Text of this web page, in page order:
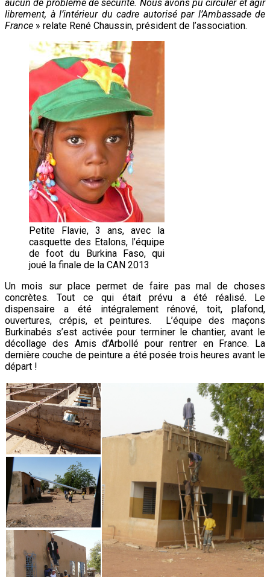
aucun de problème de sécurité. Nous avons pu circuler et agir
librement, à l’intérieur du cadre autorisé par l’Ambassade de
France » relate René Chaussin, président de l’association.
Petite Flavie, 3 ans, avec la
casquette des Etalons, l’équipe
de foot du Burkina Faso, qui
joué la finale de la CAN 2013
Un mois sur place permet de faire pas mal de choses
concrètes. Tout ce qui était prévu a été réalisé. Le
dispensaire a été intégralement rénové, toit, plafond,
ouvertures, crépis, et peintures. L’équipe des maçons
Burkinabés s’est activée pour terminer le chantier, avant le
décollage des Amis d’Arbollé pour rentrer en France. La
dernière couche de peinture a été posée trois heures avant le
départ !